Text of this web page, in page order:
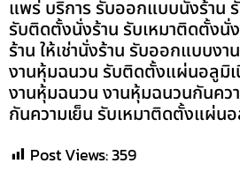
แพร่ บริการ รับออกแบบนั่งร้าน
รับติดตั้งนั่งร้าน รับเหมาติดตั้งนั่
ร้าน ให้เช่านั่งร้าน รับออกแบบง
งานหุ้มฉนวน รับติดตั้งแผ่นอลูมิ
งานหุ้มฉนวน งานหุ้มฉนวนกันคว
กันความเย็น รับเหมาติดตั้งแผ่น
Post Views:359